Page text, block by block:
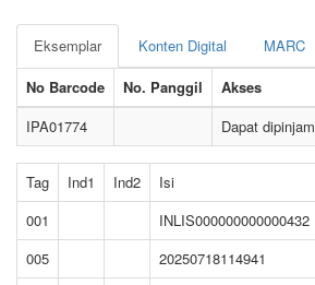
Eksemplar Konten Digital MARC
No Barcode
No. Panggil Akses
IPA01774
Dapat dipinjam
Tag Ind1 Ind2
Isi
001
INLIS000000000000432
005
20250718114941